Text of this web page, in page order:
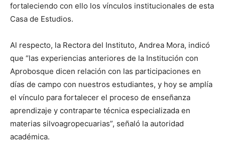
fortaleciendo con ello los vínculos institucionales de esta
Casa de Estudios.
Al respecto, la Rectora del Instituto, Andrea Mora, indicó
que “las experiencias anteriores de la Institución con
Aprobosque dicen relación con las participaciones en
días de campo con nuestros estudiantes, y hoy se amplía
el vínculo para fortalecer el proceso de enseñanza
aprendizaje y contraparte técnica especializada en
materias silvoagropecuarias”, señaló la autoridad
académica.